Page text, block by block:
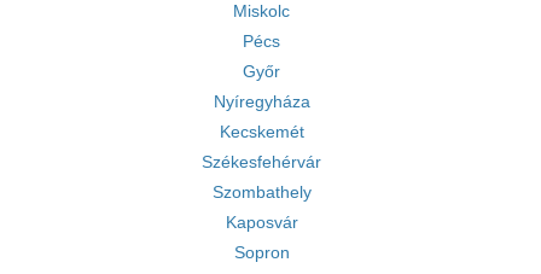
Miskolc
Pécs
Győr
Nyíregyháza
Kecskemét
Székesfehérvár
Szombathely
Kaposvár
Sopron